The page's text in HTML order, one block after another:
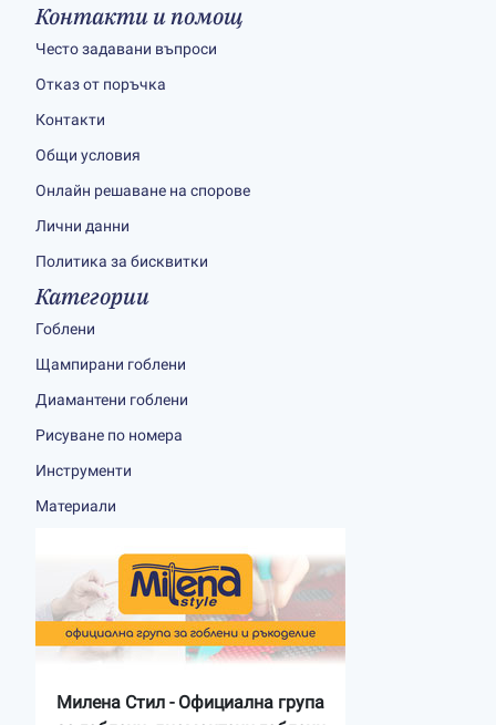
Контакти и помощ
Често задавани въпроси
Отказ от поръчка
Контакти
Общи условия
Онлайн решаване на спорове
Лични данни
Политика за бисквитки
Категории
Гоблени
Щампирани гоблени
Диамантени гоблени
Рисуване по номера
Инструменти
Материали
Милена Стил - Официална група